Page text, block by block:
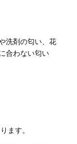
洗剤の匂い、花
合わない匂い
ます。